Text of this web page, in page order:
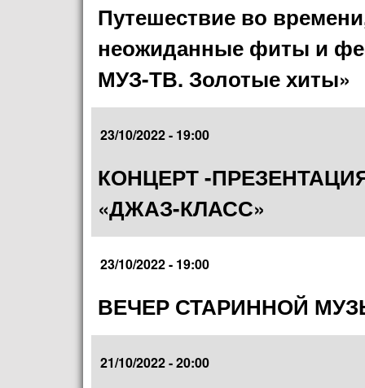
Путешествие во
неожиданные фиты и
МУЗ-ТВ. Золотые хиты»
23/10/2022 - 19:00
КОНЦЕРТ -
«ДЖАЗ-КЛАСС»
23/10/2022 - 19:00
ВЕЧЕР СТАРИННОЙ
21/10/2022 - 20:00